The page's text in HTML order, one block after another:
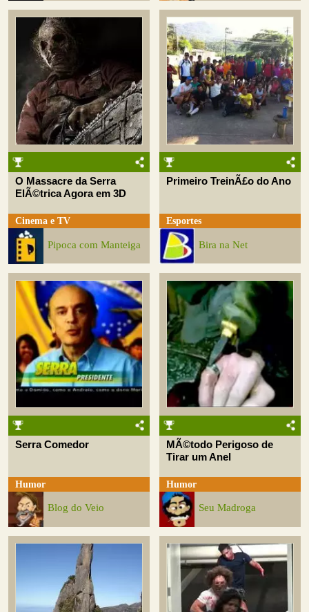
O Massacre da Serra
ElÃ©trica Agora em 3D
Cinema e TV
Pipoca com Manteiga
Primeiro TreinÃ£o do Ano
Esportes
Bira na Net
Serra Comedor
Humor
Blog do Veio
MÃ©todo Perigoso de
Tirar um Anel
Humor
Seu Madroga